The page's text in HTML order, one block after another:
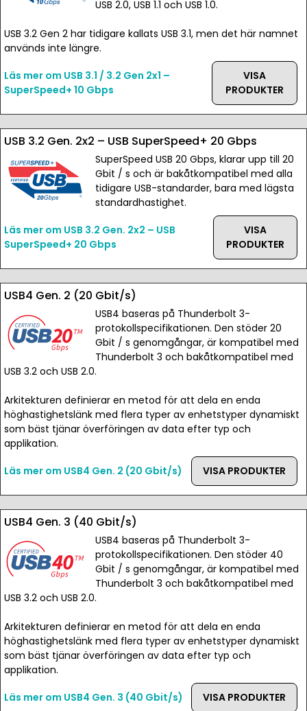
USB 2.0, USB 1.1 och USB 1.0.
USB 3.2 Gen 2 har tidigare kallats USB 3.1, men det här namnet
används inte längre.
Läs mer om USB 3.1 / 3.2 Gen 2x1 –
SuperSpeed+ 10 Gbps
VISA
PRODUKTER
USB 3.2 Gen. 2x2 – USB SuperSpeed+ 20 Gbps
SuperSpeed USB 20 Gbps, klarar upp till 20
Gbit / s och är bakåtkompatibel med alla
tidigare USB-standarder, bara med lägsta
standardhastighet.
Läs mer om USB 3.2 Gen. 2x2 – USB
SuperSpeed+ 20 Gbps
VISA
PRODUKTER
USB4 Gen. 2 (20 Gbit/s)
USB4 baseras på Thunderbolt 3-
protokollspecifikationen. Den stöder 20
Gbit / s genomgångar, är kompatibel med
Thunderbolt 3 och bakåtkompatibel med
USB 3.2 och USB 2.0.
Arkitekturen definierar en metod för att dela en enda
höghastighetslänk med flera typer av enhetstyper dynamiskt
som bäst tjänar överföringen av data efter typ och
applikation.
Läs mer om USB4 Gen. 2 (20 Gbit/s)
VISA PRODUKTER
USB4 Gen. 3 (40 Gbit/s)
USB4 baseras på Thunderbolt 3-
protokollspecifikationen. Den stöder 40
Gbit / s genomgångar, är kompatibel med
Thunderbolt 3 och bakåtkompatibel med
USB 3.2 och USB 2.0.
Arkitekturen definierar en metod för att dela en enda
höghastighetslänk med flera typer av enhetstyper dynamiskt
som bäst tjänar överföringen av data efter typ och
applikation.
Läs mer om USB4 Gen. 3 (40 Gbit/s)
VISA PRODUKTER